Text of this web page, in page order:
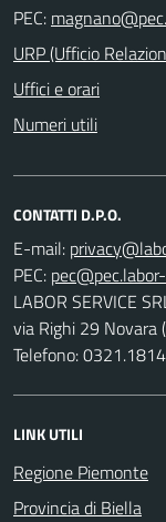
PEC:
URP (Ufficio
Uffici e orari
Numeri utili
CONTATTI D.P.O.
E-mail:
PEC:
LABOR SERVICE
via Righi 29 Novara
Telefono:
LINK UTILI
Regione Piemonte
Provincia di Biella